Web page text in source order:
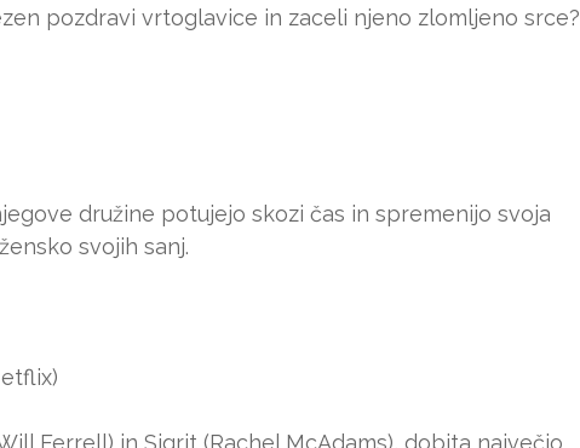
pozdravi vrtoglavice in zaceli njeno zlomljeno srce?
družine potujejo skozi čas in spremenijo svoja
svojih sanj.
Ferrell) in Sigrit (Rachel McAdams), dobita največjo